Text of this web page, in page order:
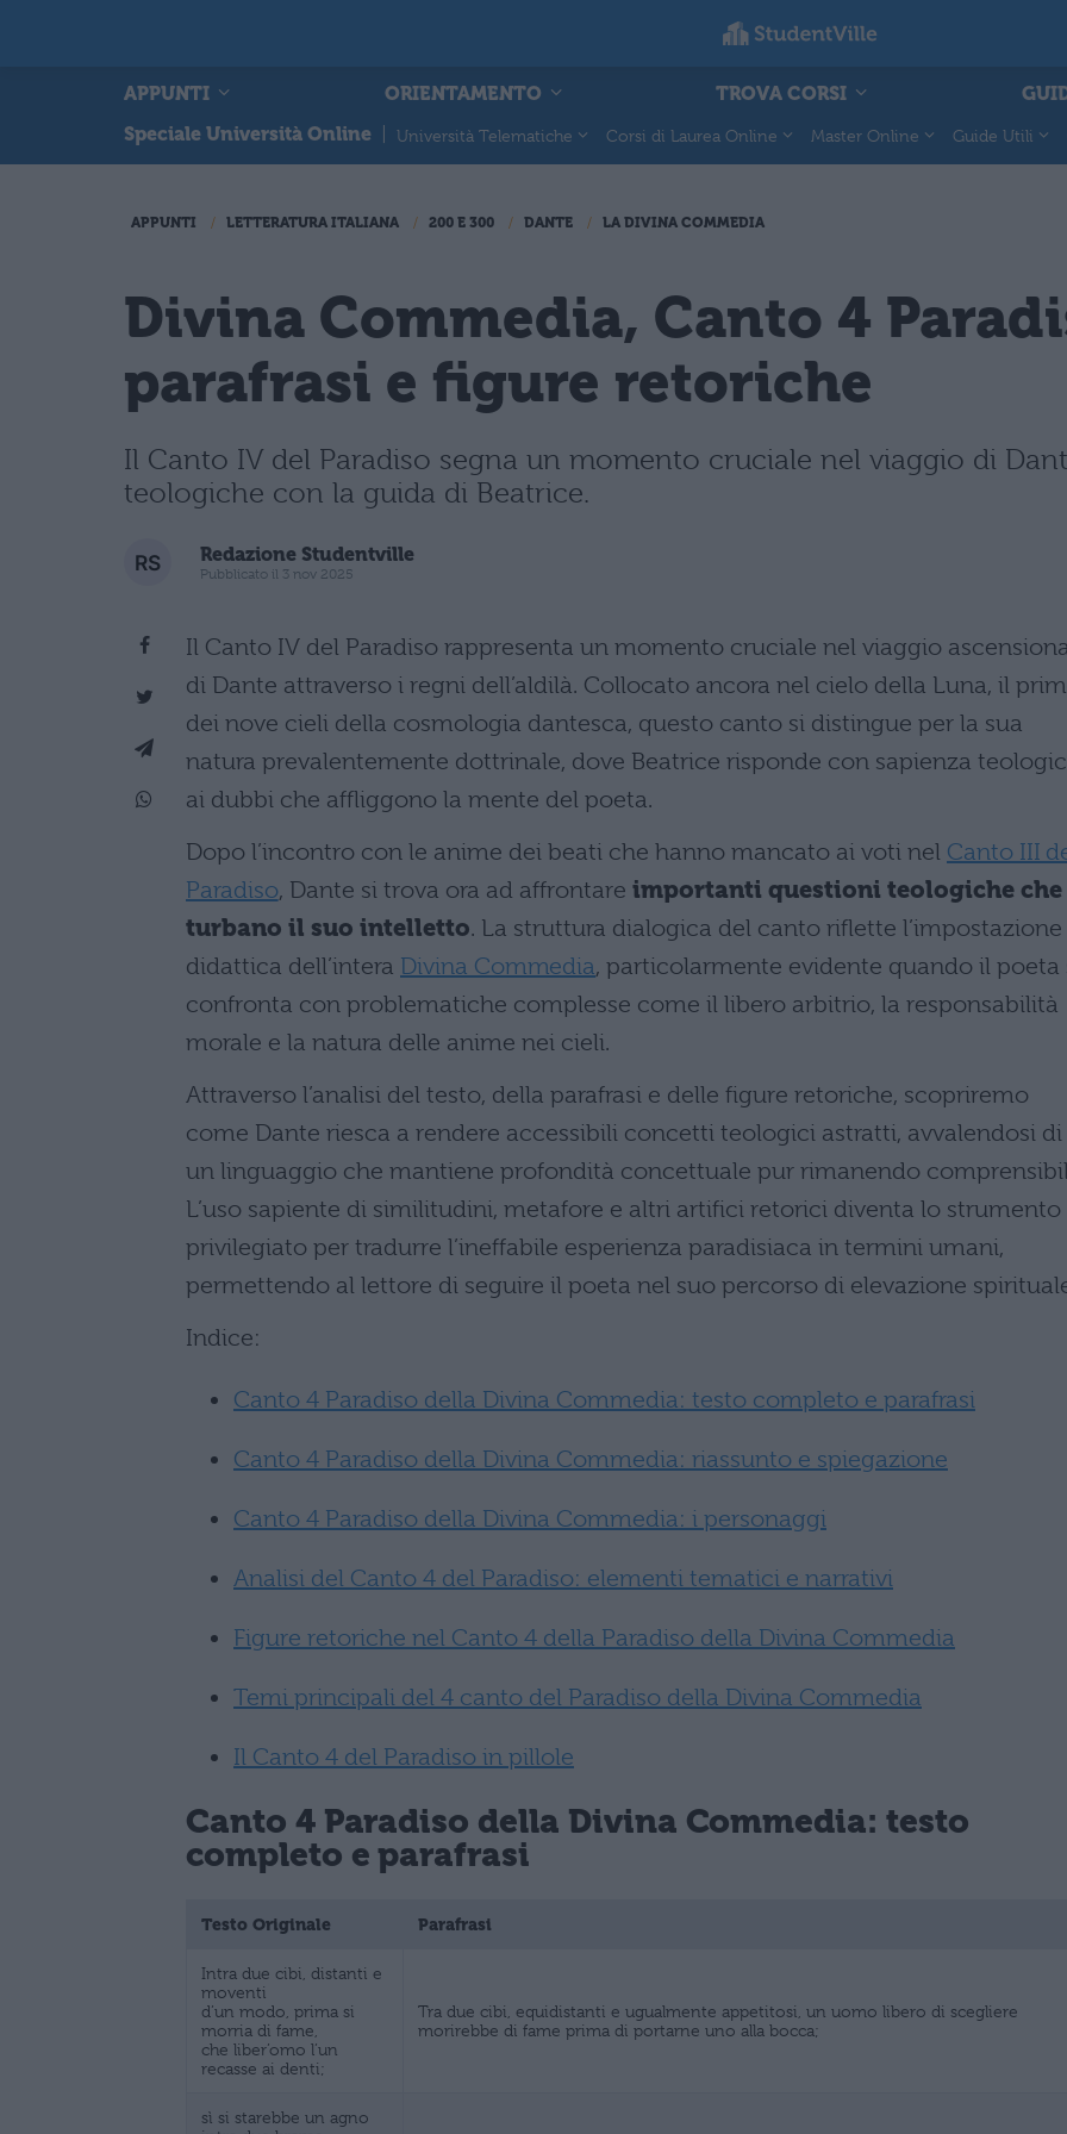
APPUNTI ORIENTAMENTO TROVA CORSI
Speciale Università Online
Università Telematiche Corsi di Laurea Online Master Online Guide Utili
APPUNTI LETTERATURA ITALIANA 200 E 300 DANTE LA DIVINA COMMEDIA
Divina Commedia, Canto 4
parafrasi e figure retoriche
Il Canto IV del Paradiso segna un momento cruciale nel viaggio di
teologiche con la guida di Beatrice.
Redazione Studentville
Pubblicato il 3 nov 2025
Il Canto IV del Paradiso rappresenta un momento cruciale nel viaggio
di Dante attraverso i regni dell’aldilà. Collocato ancora nel cielo della Luna, il
dei nove cieli della cosmologia dantesca, questo canto si distingue per la sua
natura prevalentemente dottrinale, dove Beatrice risponde con sapienza
ai dubbi che affliggono la mente del poeta.
Dopo l’incontro con le anime dei beati che hanno mancato ai voti nel Canto III
Paradiso, Dante si trova ora ad affrontare importanti questioni teologiche che
turbano il suo intelletto. La struttura dialogica del canto riflette l’impostazione
didattica dell’intera Divina Commedia, particolarmente evidente quando il poeta
confronta con problematiche complesse come il libero arbitrio, la responsabilità
morale e la natura delle anime nei cieli.
Attraverso l’analisi del testo, della parafrasi e delle figure retoriche, scopriremo
come Dante riesca a rendere accessibili concetti teologici astratti, avvalendosi di
un linguaggio che mantiene profondità concettuale pur rimanendo
L’uso sapiente di similitudini, metafore e altri artifici retorici diventa lo strumento
privilegiato per tradurre l’ineffabile esperienza paradisiaca in termini umani,
permettendo al lettore di seguire il poeta nel suo percorso di elevazione
Indice:
Canto 4 Paradiso della Divina Commedia: testo completo e parafrasi
Canto 4 Paradiso della Divina Commedia: riassunto e spiegazione
Canto 4 Paradiso della Divina Commedia: i personaggi
Analisi del Canto 4 del Paradiso: elementi tematici e narrativi
Figure retoriche nel Canto 4 della Paradiso della Divina Commedia
Temi principali del 4 canto del Paradiso della Divina Commedia
Il Canto 4 del Paradiso in pillole
Canto 4 Paradiso della Divina Commedia: testo
completo e parafrasi
Testo Originale Parafrasi
Intra due cibi, distanti e
moventi
d’un modo, prima si
morria di fame,
che liber’omo l’un
recasse ai denti;
Tra due cibi, equidistanti e ugualmente appetitosi, un uomo libero di scegliere
morirebbe di fame prima di portarne uno alla bocca;
sì si starebbe un agno